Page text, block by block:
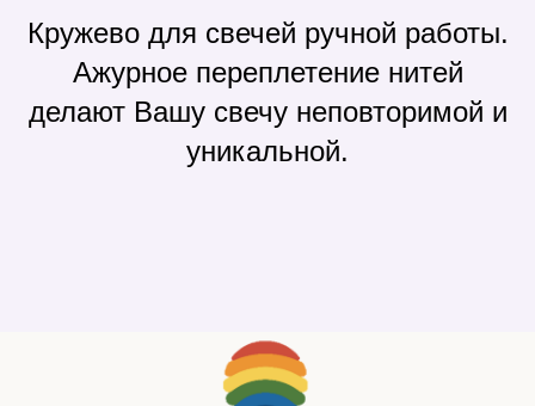
Кружево для свечей ручной работы.
Ажурное переплетение нитей
делают Вашу свечу неповторимой и
уникальной.